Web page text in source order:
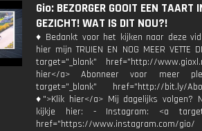
Gio: BEZORGER GOOIT EEN TAART
GEZICHT! WAT IS DIT NOU?!
♦ Bedankt voor het kijken naar deze
hier mijn TRUIEN EN NOG MEER VETTE
target="_blank" href="http://
hier</a> Abonneer voor meer
target="_blank" href="http://bit.ly/
♦">Klik hier</a> Mij dagelijks volgen?
kijkje hier: - Instagram: <a
href="https://www.instagram.com/